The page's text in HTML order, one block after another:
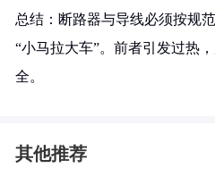
总结：断路器与导线必须按规
“小马拉大车”。前者引发过热
全。
其他推荐